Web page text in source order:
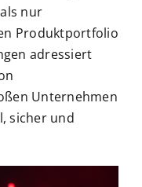
nur
Produktportfolio
adressiert
Unternehmen
sicher und